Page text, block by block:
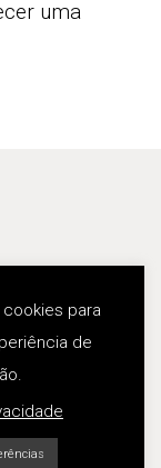
uma
para
de